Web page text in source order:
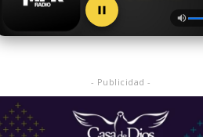
- Publicidad -